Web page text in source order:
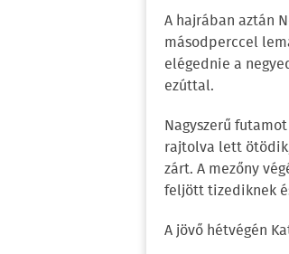
A hajrában aztán
másodperccel
elégednie a
ezúttal.
Nagyszerű
rajtolva lett
zárt. A mezőny
feljött tizediknek
A jövő hétvégén